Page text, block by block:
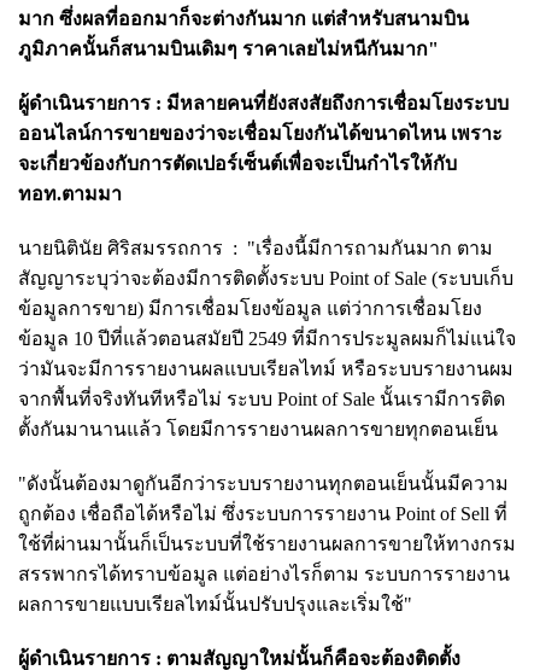
มาก ซึ่งผลที่ออกมาก็จะต่างกันมาก แต่สำหรับสนามบิน
ภูมิภาคนั้นก็สนามบินเดิมๆ ราคาเลยไม่หนีกันมาก"
ผู้ดำเนินรายการ : มีหลายคนที่ยังสงสัยถึงการเชื่อมโยงระบบ
ออนไลน์การขายของว่าจะเชื่อมโยงกันได้ขนาดไหน เพราะ
จะเกี่ยวข้องกับการตัดเปอร์เซ็นต์เพื่อจะเป็นกำไรให้กับ
ทอท.ตามมา
นายนิตินัย ศิริสมรรถการ : "เรื่องนี้มีการถามกันมาก ตาม
สัญญาระบุว่าจะต้องมีการติดตั้งระบบ Point of Sale (ระบบเก็บ
ข้อมูลการขาย) มีการเชื่อมโยงข้อมูล แต่ว่าการเชื่อมโยง
ข้อมูล 10 ปีที่แล้วตอนสมัยปี 2549 ที่มีการประมูลผมก็ไม่แน่ใจ
ว่ามันจะมีการรายงานผลแบบเรียลไทม์ หรือระบบรายงานผม
จากพื้นที่จริงทันทีหรือไม่ ระบบ Point of Sale นั้นเรามีการติด
ตั้งกันมานานแล้ว โดยมีการรายงานผลการขายทุกตอนเย็น
"ดังนั้นต้องมาดูกันอีกว่าระบบรายงานทุกตอนเย็นนั้นมีความ
ถูกต้อง เชื่อถือได้หรือไม่ ซึ่งระบบการรายงาน Point of Sell ที่
ใช้ที่ผ่านมานั้นก็เป็นระบบที่ใช้รายงานผลการขายให้ทางกรม
สรรพากรได้ทราบข้อมูล แต่อย่างไรก็ตาม ระบบการรายงาน
ผลการขายแบบเรียลไทม์นั้นปรับปรุงและเริ่มใช้"
ผู้ดำเนินรายการ : ตามสัญญาใหม่นั้นก็คือจะต้องติดตั้ง